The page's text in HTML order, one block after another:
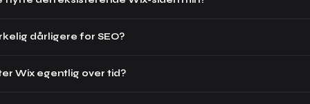
dårligere for SEO?
Wix egentlig over tid?